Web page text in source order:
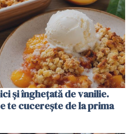
și înghețată de vanilie.
te cucerește de la prima